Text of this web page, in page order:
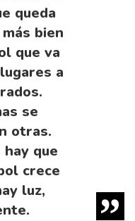
queda
bien
que va
a
se
otras.
que
crece
luz,